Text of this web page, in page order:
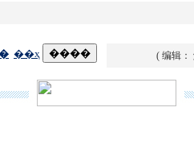
( 编辑：